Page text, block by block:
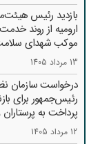
بازدید رئیس
ارومیه از روند
موکب شهدای
13 مرداد 1405
درخواست سازمان
رئیس‌جمهور برای
پرداخت به
12 مرداد 1405